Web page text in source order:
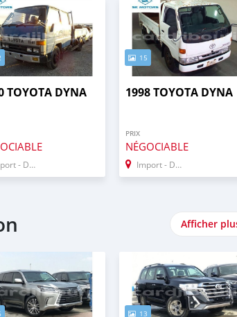
TOYOTA DYNA
- Dubai
15
1998 TOYOTA DYNA
PRIX
NÉGOCIABLE
Import - Dubai
Afficher
13